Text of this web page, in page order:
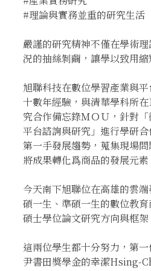
#理論與實務並重的研究生活
嚴謹的研究精神不僅在學術
況的抽絲剝繭，讓學以致用縮
旭聯科技在數位學習產業與
十數年經驗，與清華學科所
究合作備忘錄ＭＯＵ，針對
平台諮詢與研究」進行學研
第一手發展趨勢，蒐集現場
將成果轉化爲商品的發展元素
今天南下旭聯位在高雄的雲
碩一生、準碩一生的數位教
碩士學位論文研究方向與框架
這兩位學生都十分努力，第
尹書田獎學金的幸潔Hsing-